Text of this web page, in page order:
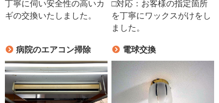
丁寧に伺い安全性の高いカ
ギの交換いたしました。
□対応：お客様の指定箇所
を丁寧にワックスがけをし
ました。
病院のエアコン掃除 電球交換